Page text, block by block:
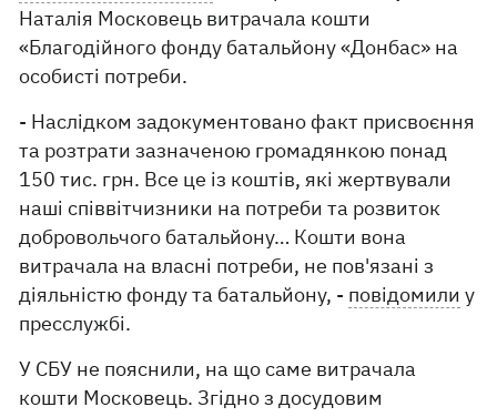
Наталія Московець витрачала кошти
«Благодійного фонду батальйону «Донбас» на
особисті потреби.
- Наслідком задокументовано факт присвоєння
та розтрати зазначеною громадянкою понад
150 тис. грн. Все це із коштів, які жертвували
наші співвітчизники на потреби та розвиток
добровольчого батальйону… Кошти вона
витрачала на власні потреби, не пов'язані з
діяльністю фонду та батальйону, - повідомили у
пресслужбі.
У СБУ не пояснили, на що саме витрачала
кошти Московець. Згідно з досудовим